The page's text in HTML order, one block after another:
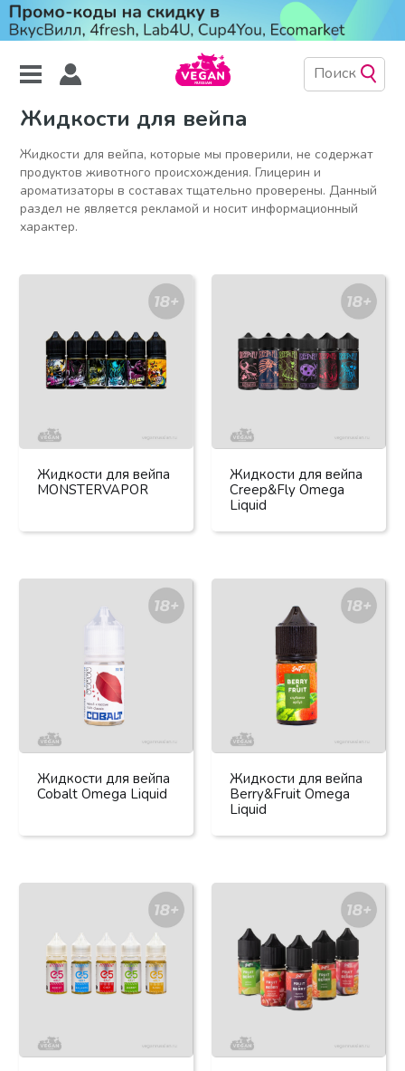
Жидкости для вейпа
Жидкости для вейпа, которые мы проверили, не содержат
продуктов животного происхождения. Глицерин и
ароматизаторы в составах тщательно проверены. Данный
раздел не является рекламой и носит информационный
характер.
Жидкости для вейпа
MONSTERVAPOR
Жидкости для вейпа
Creep&Fly Omega
Liquid
Жидкости для вейпа
Cobalt Omega Liquid
Жидкости для вейпа
Berry&Fruit Omega
Liquid